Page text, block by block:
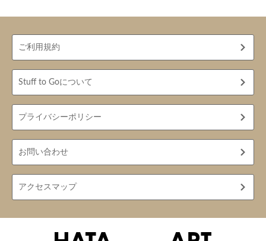
ご利用規約
Stuff to Goについて
プライバシーポリシー
お問い合わせ
アクセスマップ